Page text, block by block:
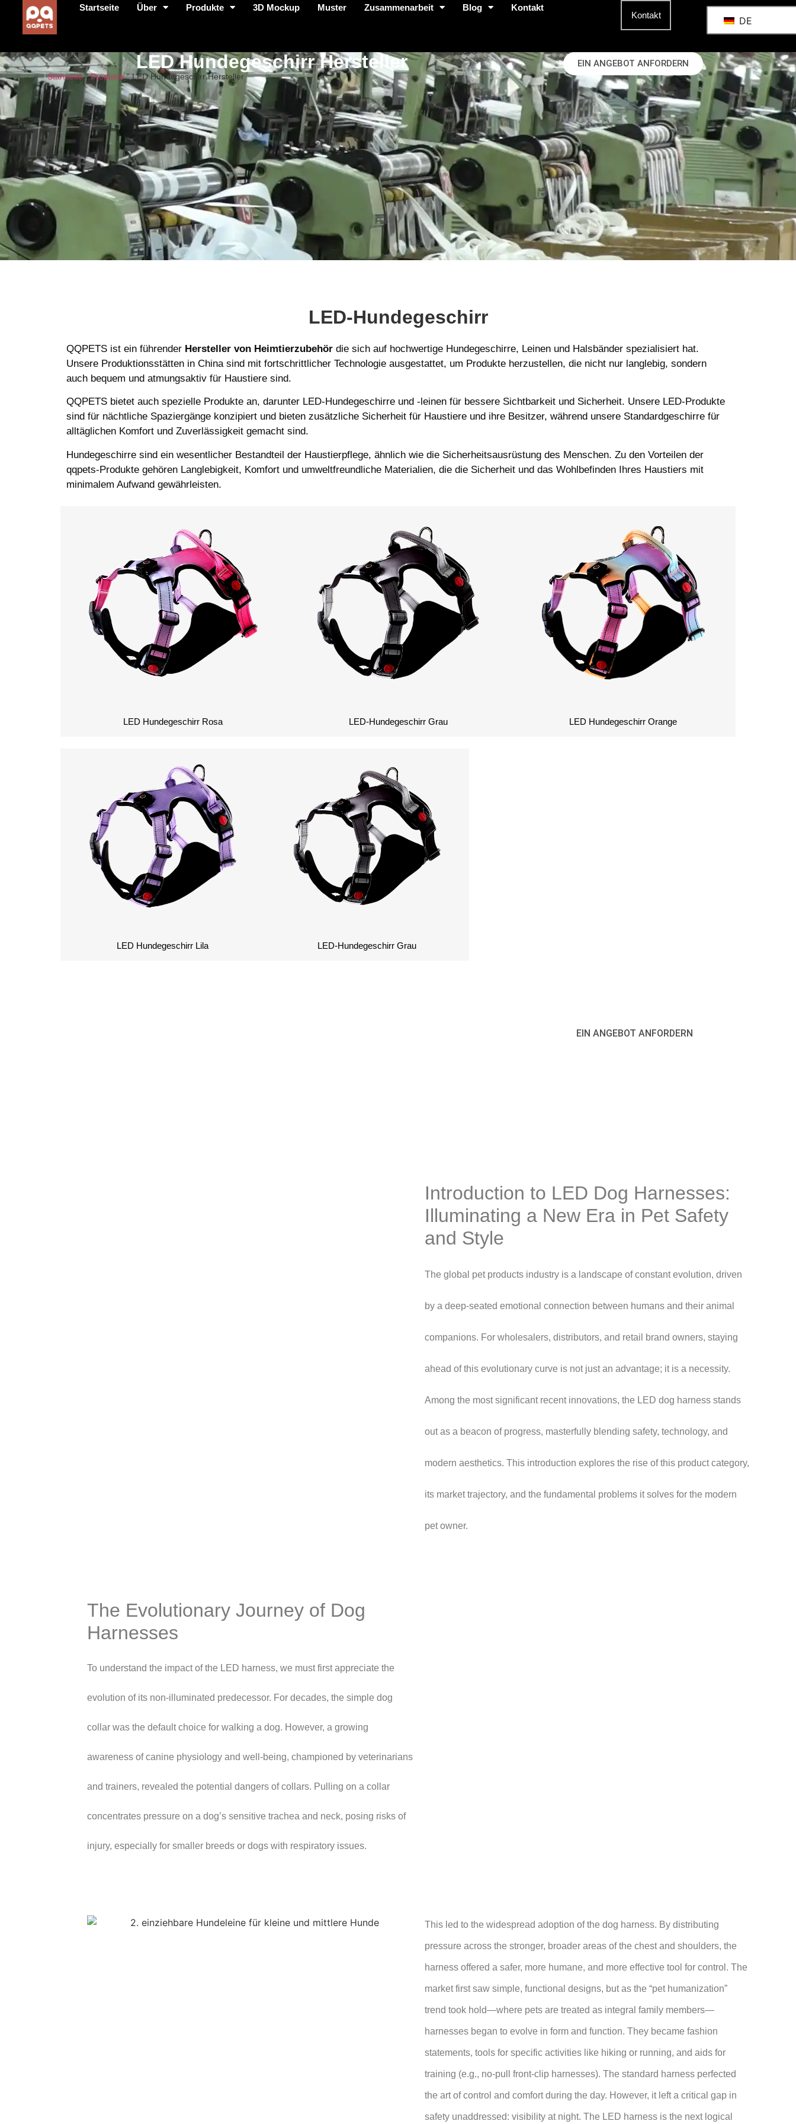
Startseite Über Produkte 3D Mockup Muster Zusammenarbeit Blog Kontakt
Kontakt DE
LED Hundegeschirr Hersteller
Startseite"Produkte"LED Hundegeschirr Hersteller
EIN ANGEBOT ANFORDERN
LED-Hundegeschirr
QQPETS ist ein führender Hersteller von Heimtierzubehör die sich auf hochwertige Hundegeschirre, Leinen und Halsbänder spezialisiert hat.
Unsere Produktionsstätten in China sind mit fortschrittlicher Technologie ausgestattet, um Produkte herzustellen, die nicht nur langlebig, sondern
auch bequem und atmungsaktiv für Haustiere sind.
QQPETS bietet auch spezielle Produkte an, darunter LED-Hundegeschirre und -leinen für bessere Sichtbarkeit und Sicherheit. Unsere LED-Produkte
sind für nächtliche Spaziergänge konzipiert und bieten zusätzliche Sicherheit für Haustiere und ihre Besitzer, während unsere Standardgeschirre für
alltäglichen Komfort und Zuverlässigkeit gemacht sind.
Hundegeschirre sind ein wesentlicher Bestandteil der Haustierpflege, ähnlich wie die Sicherheitsausrüstung des Menschen. Zu den Vorteilen der
qqpets-Produkte gehören Langlebigkeit, Komfort und umweltfreundliche Materialien, die die Sicherheit und das Wohlbefinden Ihres Haustiers mit
minimalem Aufwand gewährleisten.
LED Hundegeschirr Rosa LED-Hundegeschirr Grau LED Hundegeschirr Orange
LED Hundegeschirr Lila LED-Hundegeschirr Grau
EIN ANGEBOT ANFORDERN
Introduction to LED Dog Harnesses:
Illuminating a New Era in Pet Safety
and Style
The global pet products industry is a landscape of constant evolution, driven
by a deep-seated emotional connection between humans and their animal
companions. For wholesalers, distributors, and retail brand owners, staying
ahead of this evolutionary curve is not just an advantage; it is a necessity.
Among the most significant recent innovations, the LED dog harness stands
out as a beacon of progress, masterfully blending safety, technology, and
modern aesthetics. This introduction explores the rise of this product category,
its market trajectory, and the fundamental problems it solves for the modern
pet owner.
The Evolutionary Journey of Dog
Harnesses
To understand the impact of the LED harness, we must first appreciate the
evolution of its non-illuminated predecessor. For decades, the simple dog
collar was the default choice for walking a dog. However, a growing
awareness of canine physiology and well-being, championed by veterinarians
and trainers, revealed the potential dangers of collars. Pulling on a collar
concentrates pressure on a dog’s sensitive trachea and neck, posing risks of
injury, especially for smaller breeds or dogs with respiratory issues.
This led to the widespread adoption of the dog harness. By distributing
pressure across the stronger, broader areas of the chest and shoulders, the
harness offered a safer, more humane, and more effective tool for control. The
market first saw simple, functional designs, but as the “pet humanization”
trend took hold—where pets are treated as integral family members—
harnesses began to evolve in form and function. They became fashion
statements, tools for specific activities like hiking or running, and aids for
training (e.g., no-pull front-clip harnesses). The standard harness perfected
the art of control and comfort during the day. However, it left a critical gap in
safety unaddressed: visibility at night. The LED harness is the next logical